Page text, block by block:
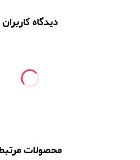
دیدگاه کاربران
محصولات